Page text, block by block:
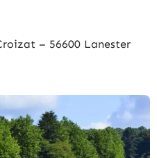
– 56600 Lanester